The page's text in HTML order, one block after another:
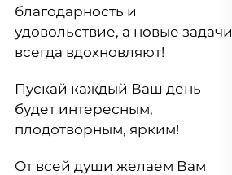
благодарность и
удовольствие, а новые задачи
всегда вдохновляют!
Пускай каждый Ваш день
будет интересным,
плодотворным, ярким!
От всей души желаем Вам